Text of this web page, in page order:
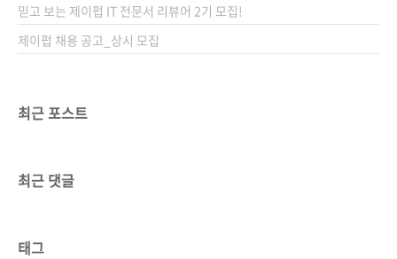
믿고 보는 제이펍 IT 전문서 리뷰어 2기 모집!
제이펍 채용 공고_상시 모집
최근 포스트
최근 댓글
태그